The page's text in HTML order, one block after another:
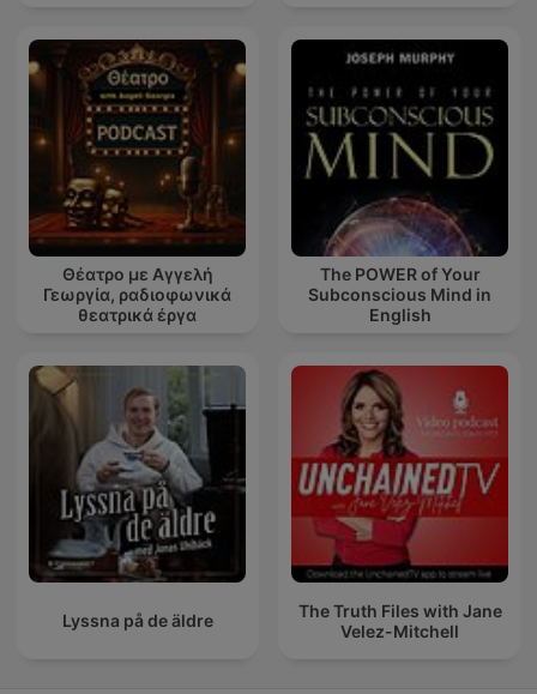
Θέατρο με Αγγελή
Γεωργία, ραδιοφωνικά
θεατρικά έργα
The POWER of Your
Subconscious Mind in
English
Lyssna på de äldre
The Truth Files with Jane
Velez-Mitchell